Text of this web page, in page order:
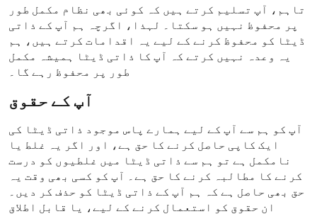
تاہم، آپ تسلیم کرتے ہیں کہ کوئی بھی نظام مکمل طور
پر محفوظ نہیں ہو سکتا۔ لہذا، اگرچہ ہم آپ کے ذاتی
ڈیٹا کو محفوظ کرنے کے لیے یہ اقدامات کرتے ہیں، ہم
یہ وعدہ نہیں کرتے کہ آپ کا ذاتی ڈیٹا ہمیشہ مکمل
طور پر محفوظ رہے گا۔
آپ کے حقوق
آپ کو ہم سے آپ کے لیے ہمارے پاس موجود ذاتی ڈیٹا کی
ایک کاپی حاصل کرنے کا حق ہے، اور اگر یہ غلط یا
نامکمل ہے تو ہم سے ذاتی ڈیٹا میں غلطیوں کو درست
کرنے کا مطالبہ کرنے کا حق ہے۔ آپ کو کسی بھی وقت یہ
حق بھی حاصل ہے کہ ہم آپ کے ذاتی ڈیٹا کو حذف کر دیں۔
ان حقوق کو استعمال کرنے کے لیے، یا قابل اطلاق